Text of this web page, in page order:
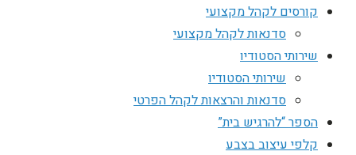
קורסים לקהל מקצועי
סדנאות לקהל מקצועי
שירותי הסטודיו
שירותי הסטודיו
סדנאות והרצאות לקהל הפרטי
הספר “להרגיש בית”
קלפי עיצוב בצבע